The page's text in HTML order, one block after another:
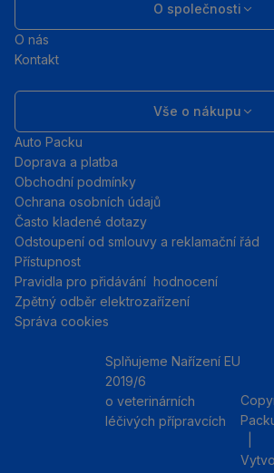
O společnosti
O nás
Kontakt
Vše o nákupu
Auto Packu
Doprava a platba
Obchodní podmínky
Ochrana osobních údajů
Často kladené dotazy
Odstoupení od smlouvy a reklamační řád
Přístupnost
Pravidla pro přidávání hodnocení
Zpětný odběr elektrozařízení
Správa cookies
Splňujeme Nařízení EU
2019/6
o veterinárních
léčivých přípravcích